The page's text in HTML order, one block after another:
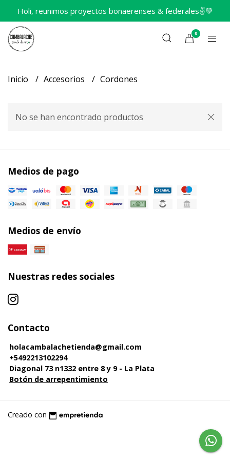
Holi, reunimos proyectos bonaerenses & federales✌️💚
0
Inicio Accesorios Cordones
No se han encontrado productos
Medios de pago
Medios de envío
Nuestras redes sociales
Contacto
holacambalachetienda@gmail.com
+5492213102294
Diagonal 73 n1332 entre 8 y 9 - La Plata
Botón de arrepentimiento
Creado con